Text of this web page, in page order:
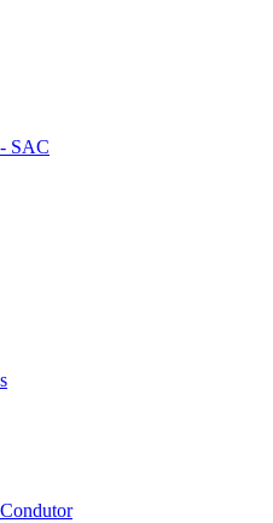
SAC